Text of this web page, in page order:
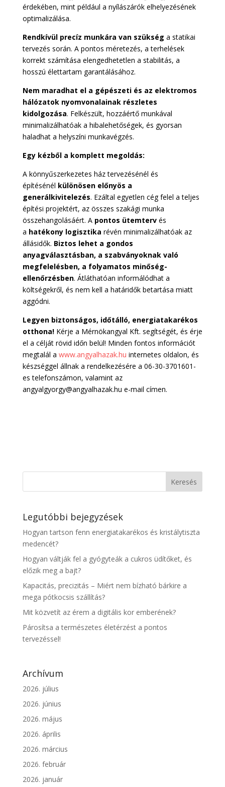
érdekében, mint például a nyílászárók elhelyezésének
optimalizálása.
Rendkívül precíz munkára van szükség a statikai
tervezés során. A pontos méretezés, a terhelések
korrekt számítása elengedhetetlen a stabilitás, a
hosszú élettartam garantálásához.
Nem maradhat el a gépészeti és az elektromos
hálózatok nyomvonalainak részletes
kidolgozása. Felkészült, hozzáértő munkával
minimalizálhatóak a hibalehetőségek, és gyorsan
haladhat a helyszíni munkavégzés.
Egy kézből a komplett megoldás:
A könnyűszerkezetes ház tervezésénél és
építésénél különösen előnyös a
generálkivitelezés. Ezáltal egyetlen cég felel a teljes
építési projektért, az összes szakági munka
összehangolásáért. A pontos ütemtervés
a hatékony logisztika révén minimalizálhatóak az
állásidők. Biztos lehet a gondos
anyagválasztásban, a szabványoknak való
megfelelésben, a folyamatos minőség-
ellenőrzésben. Átláthatóan informálódhat a
költségekről, és nem kell a határidők betartása miatt
aggódni.
Legyen biztonságos, időtálló, energiatakarékos
otthona! Kérje a Mérnökangyal Kft. segítségét, és érje
el a célját rövid időn belül! Minden fontos információt
megtalál a www.angyalhazak.hu internetes oldalon, és
készséggel állnak a rendelkezésére a 06-30-3701601-
es telefonszámon, valamint az
angyalgyorgy@angyalhazak.hu e-mail címen.
Legutóbbi bejegyzések
Hogyan tartson fenn energiatakarékos és kristálytiszta
medencét?
Hogyan váltják fel a gyógyteák a cukros üdítőket, és
előzik meg a bajt?
Kapacitás, precizitás – Miért nem bízható bárkire a
mega pótkocsis szállítás?
Mit közvetít az érem a digitális kor emberének?
Párosítsa a természetes életérzést a pontos
tervezéssel!
Archívum
2026. július
2026. június
2026. május
2026. április
2026. március
2026. február
2026. január